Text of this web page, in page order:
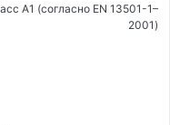
А1 (согласно EN 13501-1–
2001)